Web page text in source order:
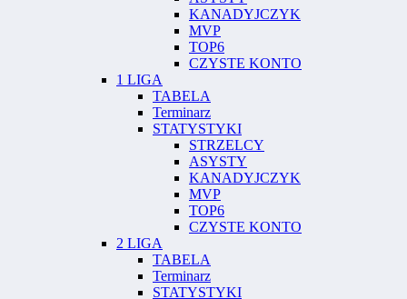
KANADYJCZYK
MVP
TOP6
CZYSTE KONTO
1 LIGA
TABELA
Terminarz
STATYSTYKI
STRZELCY
ASYSTY
KANADYJCZYK
MVP
TOP6
CZYSTE KONTO
2 LIGA
TABELA
Terminarz
STATYSTYKI